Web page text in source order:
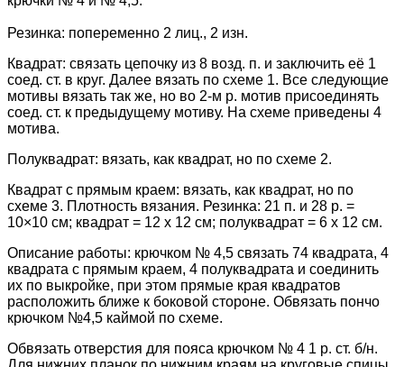
Резинка: попеременно 2 лиц., 2 изн.
Квадрат: связать цепочку из 8 возд. п. и заключить её 1
соед. ст. в круг. Далее вязать по схеме 1. Все следующие
мотивы вязать так же, но во 2-м р. мотив присоединять
соед. ст. к предыдущему мотиву. На схеме приведены 4
мотива.
Полуквадрат: вязать, как квадрат, но по схеме 2.
Квадрат с прямым краем: вязать, как квадрат, но по
схеме 3. Плотность вязания. Резинка: 21 п. и 28 р. =
10×10 см; квадрат = 12 х 12 см; полуквадрат = 6 х 12 см.
Описание работы: крючком № 4,5 связать 74 квадрата, 4
квадрата с прямым краем, 4 полуквадрата и соединить
их по выкройке, при этом прямые края квадратов
расположить ближе к боковой стороне. Обвязать пончо
крючком №4,5 каймой по схеме.
Обвязать отверстия для пояса крючком № 4 1 р. ст. б/н.